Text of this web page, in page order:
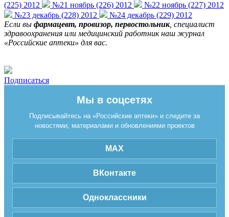
(225) 2012
№21 ноябрь (226) 2012
№22 ноябрь (227) 2012
№23 декабрь (228) 2012
№24 декабрь (229) 2012
Если вы фармацевт, провизор, первостольник, специалист
здравоохранения или медицинский работник наш журнал
«Российские аптеки» для вас.
Подписаться
Мы в соцсетях
Подписывайтесь на «Российские аптеки» и следите за
новостями, материалами и обновлениями проектов
MAX
ВКонтакте
Одноклассники